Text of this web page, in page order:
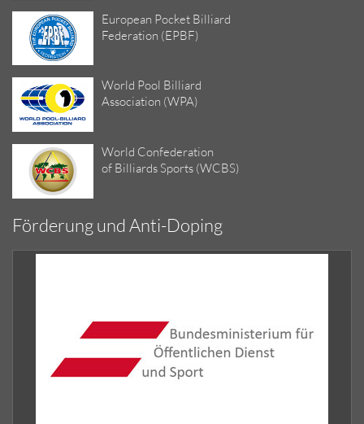
European Pocket Billiard
Federation (EPBF)
World Pool Billiard
Association (WPA)
World Confederation
of Billiards Sports (WCBS)
Förderung und Anti-Doping